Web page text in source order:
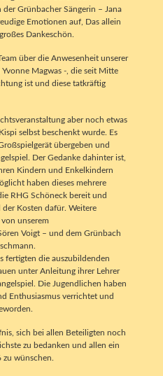
Grünbacher Sängerin – Jana
Emotionen auf, Das allein
Dankeschön.
über die Anwesenheit unserer
Magwas -, die seit Mitte
ist und diese tatkräftig
aber noch etwas
selbst beschenkt wurde. Es
übergeben und
Der Gedanke dahinter ist,
Kindern und Enkelkindern
haben dieses mehrere
RHG Schöneck bereit und
Kosten dafür. Weitere
unserem
Voigt – und dem Grünbach
fertigten die auszubildenden
unter Anleitung ihrer Lehrer
Die Jugendlichen haben
Enthusiasmus verrichtet und
sich bei allen Beteiligten noch
zu bedanken und allen ein
wünschen.